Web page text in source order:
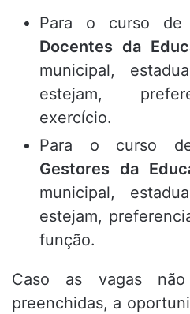
Para o curso de
Docentes da
municipal,
estejam,
exercício.
Para o curso
Gestores da
municipal,
estejam,
função.
Caso as vagas
preenchidas, a